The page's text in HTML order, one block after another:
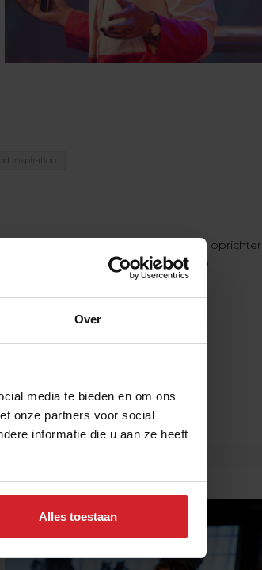
Over
media te bieden en om ons
onze partners voor social
informatie die u aan ze heeft
Alles toestaan
Inspiration
foodservicebranche. Hij is oprichter
in de foodservicesector in